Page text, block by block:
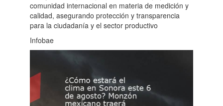
comunidad internacional en materia de medición y
calidad, asegurando protección y transparencia
para la ciudadanía y el sector productivo
Infobae